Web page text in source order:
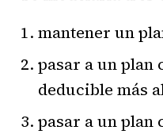
mantener un
pasar a un plan
deducible más
pasar a un plan